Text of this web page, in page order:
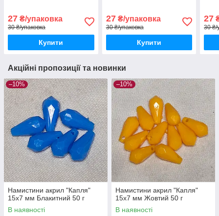
27 ₴/упаковка
30 ₴/упаковка
Купити
27₴/упаковка
30 ₴/упаковка
Купити
27
30 ₴/
Акційні пропозиції та новинки
–10%
Намистини акрил "Капля"
15х7 мм Блакитний 50 г
В наявності
–10%
Намистини акрил "Капля"
15х7 мм Жовтий 50 г
В наявності